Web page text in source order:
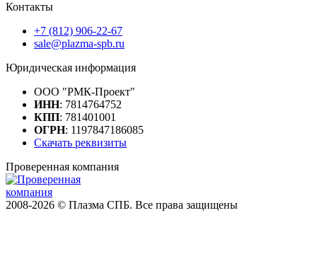
Контакты
+7 (812) 906-22-67
sale@plazma-spb.ru
Юридическая информация
ООО "РМК-Проект"
ИНН: 7814764752
КПП: 781401001
ОГРН: 1197847186085
Скачать реквизиты
Проверенная компания
2008-2026 © Плазма СПБ. Все права защищены